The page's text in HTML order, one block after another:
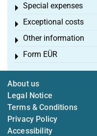
Special expenses
Toggle menu
Exceptional costs
Toggle menu
Other information
Toggle menu
Form EÜR
Toggle menu
About us
Legal Notice
Terms & Conditions
Privacy Policy
Accessibility